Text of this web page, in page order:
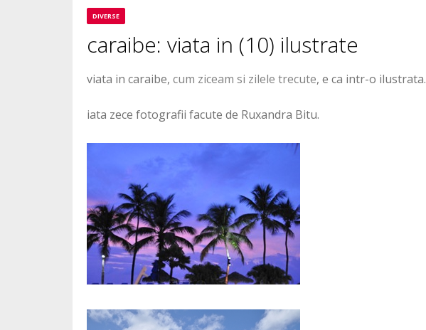
DIVERSE
caraibe: viata in (10) ilustrate
viata in caraibe, cum ziceam si zilele trecute, e ca intr-o ilustrata.
iata zece fotografii facute de Ruxandra Bitu.